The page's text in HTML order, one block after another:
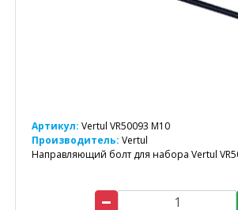
Артикул: Vertul VR50093 M10
Производитель: Vertul
Направляющий болт для набора Vertul